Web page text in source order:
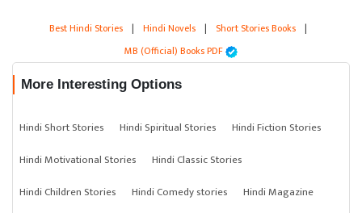
Best Hindi Stories | Hindi Novels | Short Stories Books |
MB (Official) Books PDF
More Interesting Options
Hindi Short Stories Hindi Spiritual Stories
Hindi Fiction Stories
Hindi Motivational Stories
Hindi Classic Stories
Hindi Children Stories
Hindi Comedy stories
Hindi Magazine